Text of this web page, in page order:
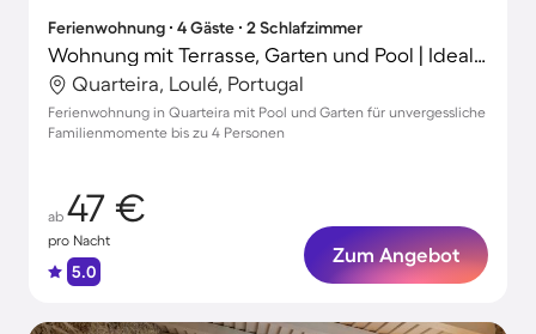
Ferienwohnung ∙ 4 Gäste ∙ 2 Schlafzimmer
Wohnung mit Terrasse, Garten und Pool | Ideal für Homeoffice
Quarteira, Loulé, Portugal
Ferienwohnung in Quarteira mit Pool und Garten für unvergessliche
Familienmomente bis zu 4 Personen
ab 47 €
pro Nacht
5.0
Zum Angebot